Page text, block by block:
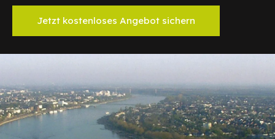
Jetzt kostenloses Angebot sichern